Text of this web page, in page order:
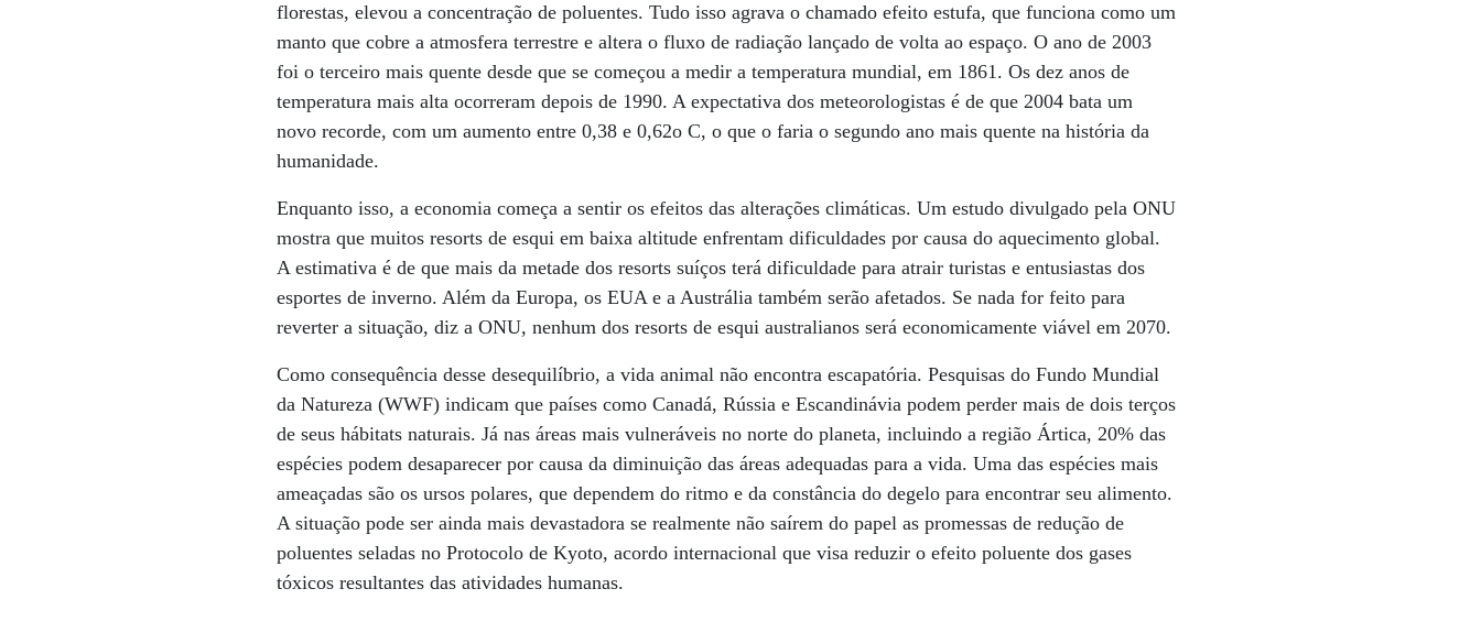
florestas, elevou a concentração de poluentes. Tudo isso agrava o chamado efeito estufa, que funciona como um
manto que cobre a atmosfera terrestre e altera o fluxo de radiação lançado de volta ao espaço. O ano de 2003
foi o terceiro mais quente desde que se começou a medir a temperatura mundial, em 1861. Os dez anos de
temperatura mais alta ocorreram depois de 1990. A expectativa dos meteorologistas é de que 2004 bata um
novo recorde, com um aumento entre 0,38 e 0,62o C, o que o faria o segundo ano mais quente na história da
humanidade.
Enquanto isso, a economia começa a sentir os efeitos das alterações climáticas. Um estudo divulgado pela ONU
mostra que muitos resorts de esqui em baixa altitude enfrentam dificuldades por causa do aquecimento global.
A estimativa é de que mais da metade dos resorts suíços terá dificuldade para atrair turistas e entusiastas dos
esportes de inverno. Além da Europa, os EUA e a Austrália também serão afetados. Se nada for feito para
reverter a situação, diz a ONU, nenhum dos resorts de esqui australianos será economicamente viável em 2070.
Como consequência desse desequilíbrio, a vida animal não encontra escapatória. Pesquisas do Fundo Mundial
da Natureza (WWF) indicam que países como Canadá, Rússia e Escandinávia podem perder mais de dois terços
de seus hábitats naturais. Já nas áreas mais vulneráveis no norte do planeta, incluindo a região Ártica, 20% das
espécies podem desaparecer por causa da diminuição das áreas adequadas para a vida. Uma das espécies mais
ameaçadas são os ursos polares, que dependem do ritmo e da constância do degelo para encontrar seu alimento.
A situação pode ser ainda mais devastadora se realmente não saírem do papel as promessas de redução de
poluentes seladas no Protocolo de Kyoto, acordo internacional que visa reduzir o efeito poluente dos gases
tóxicos resultantes das atividades humanas.